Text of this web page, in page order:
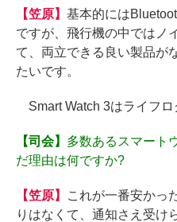
【笠原】 基本的には
ですが、飛行機の中ではノ
て、両立できる良い製品が
たいです。
Smart Watch 3はライフロ
【司会】 多数あるスマート
だ理由は何ですか?
【笠原】
これが一番安かっ
りはなくて、通知さえ受け